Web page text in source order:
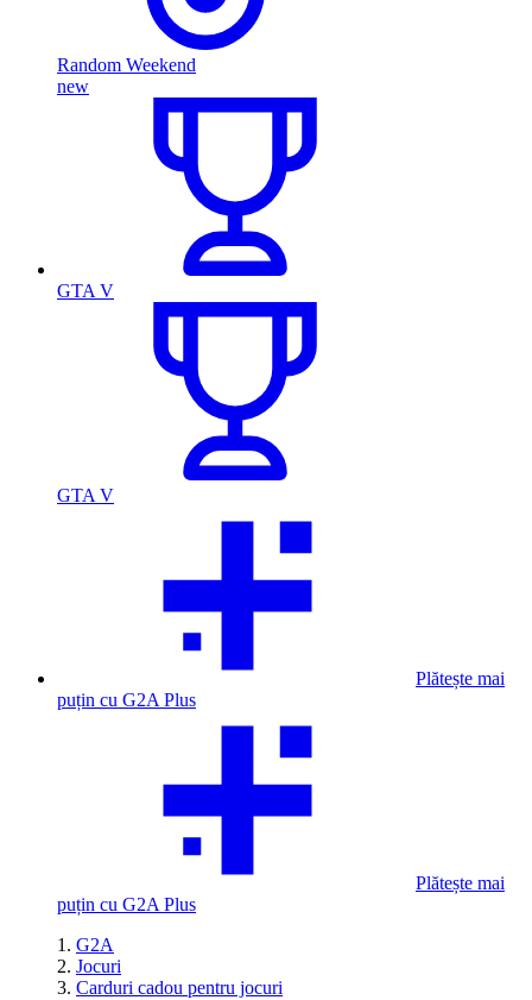
Random Weekend
new
GTA V
GTA V
Plătește mai
puțin cu G2A Plus
Plătește mai
puțin cu G2A Plus
G2A
Jocuri
Carduri cadou pentru jocuri